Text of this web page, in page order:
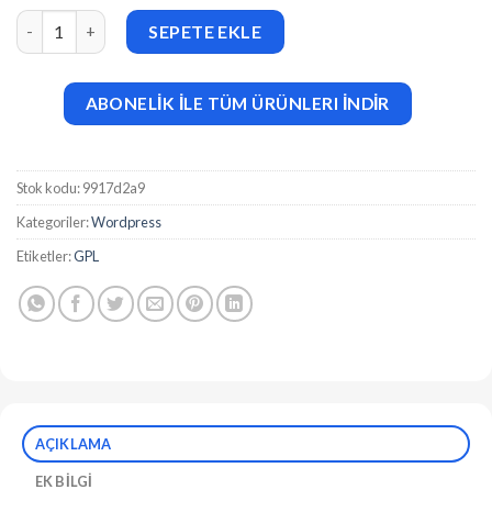
Relaxly Unlimited Hotel Booking Platform v1.2.1 adet
SEPETE EKLE
ABONELİK İLE TÜM ÜRÜNLERI İNDİR
Stok kodu:9917d2a9
Kategoriler:Wordpress
Etiketler:GPL
AÇIKLAMA
EK BILGI